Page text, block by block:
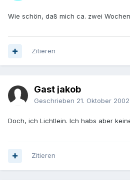
Wie schön, daß mich ca. zwei
Zitieren
Gast jakob
Geschrieben 21. Oktober 2002
Doch, ich Lichtlein. Ich habs aber
Zitieren